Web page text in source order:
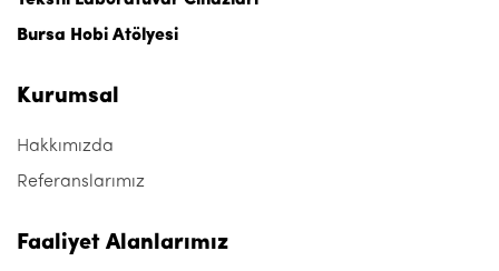
Bursa Hobi Atölyesi
Kurumsal
Hakkımızda
Referanslarımız
Faaliyet Alanlarımız